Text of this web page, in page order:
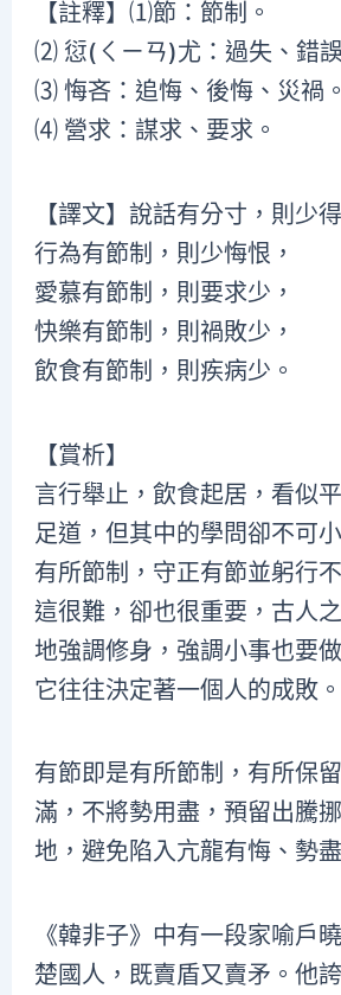
【註釋】⑴節：節制。
⑵ 愆(ㄑㄧㄢ)尤：過失、錯誤
⑶ 悔吝：追悔、後悔、災禍。
⑷ 營求：謀求、要求。
【譯文】說話有分寸，則少
行為有節制，則少悔恨，
愛慕有節制，則要求少，
快樂有節制，則禍敗少，
飲食有節制，則疾病少。
【賞析】
言行舉止，飲食起居，看似
足道，但其中的學問卻不可
有所節制，守正有節並躬行
這很難，卻也很重要，古人
地強調修身，強調小事也要
它往往決定著一個人的成敗。
有節即是有所節制，有所保
滿，不將勢用盡，預留出騰
地，避免陷入亢龍有悔、勢
《韓非子》中有一段家喻戶
楚國人，既賣盾又賣矛。他